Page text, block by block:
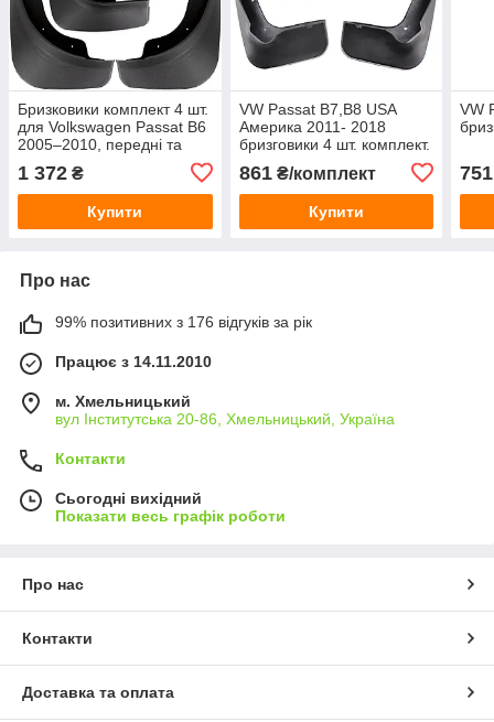
Бризковики комплект 4 шт.
для Volkswagen Passat B6
2005–2010, передні та
1 372 ₴
Купити
VW Passat B7,B8 USA
Америка 2011- 2018
бризговики 4 шт. комплект.
861₴/комплект
Купити
VW
751
Про нас
99% позитивних з 176 відгуків за рік
Працює з 14.11.2010
м. Хмельницький
вул Інститутська 20-86, Хмельницький, Україна
Контакти
Сьогодні вихідний
Показати весь графік роботи
Про нас
Контакти
Доставка та оплата